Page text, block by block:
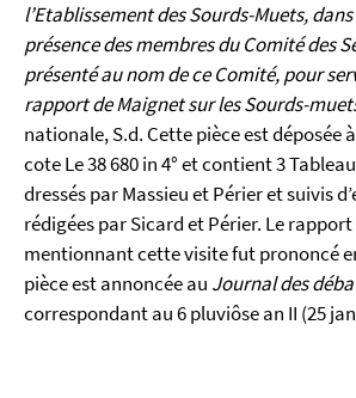
l’Etablissement des Sourds-Muets,
présence des membres du Comité des
présenté au nom de ce Comité, pour
rapport de Maignet sur les Sourds-
nationale, S.d. Cette pièce est déposée
cote Le 38 680 in 4° et contient 3
dressés par Massieu et Périer et suivis
rédigées par Sicard et Périer. Le
mentionnant cette visite fut prononcé
pièce est annoncée au Journal des
correspondant au 6 pluviôse an II (25